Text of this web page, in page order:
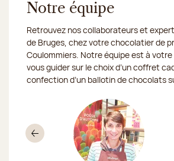
Notre équipe
Retrouvez nos collaborateurs et
de Bruges, chez votre chocolatier de
Coulommiers. Notre équipe est à
vous guider sur le choix d’un coffret
confection d’un ballotin de chocolats
Précédent